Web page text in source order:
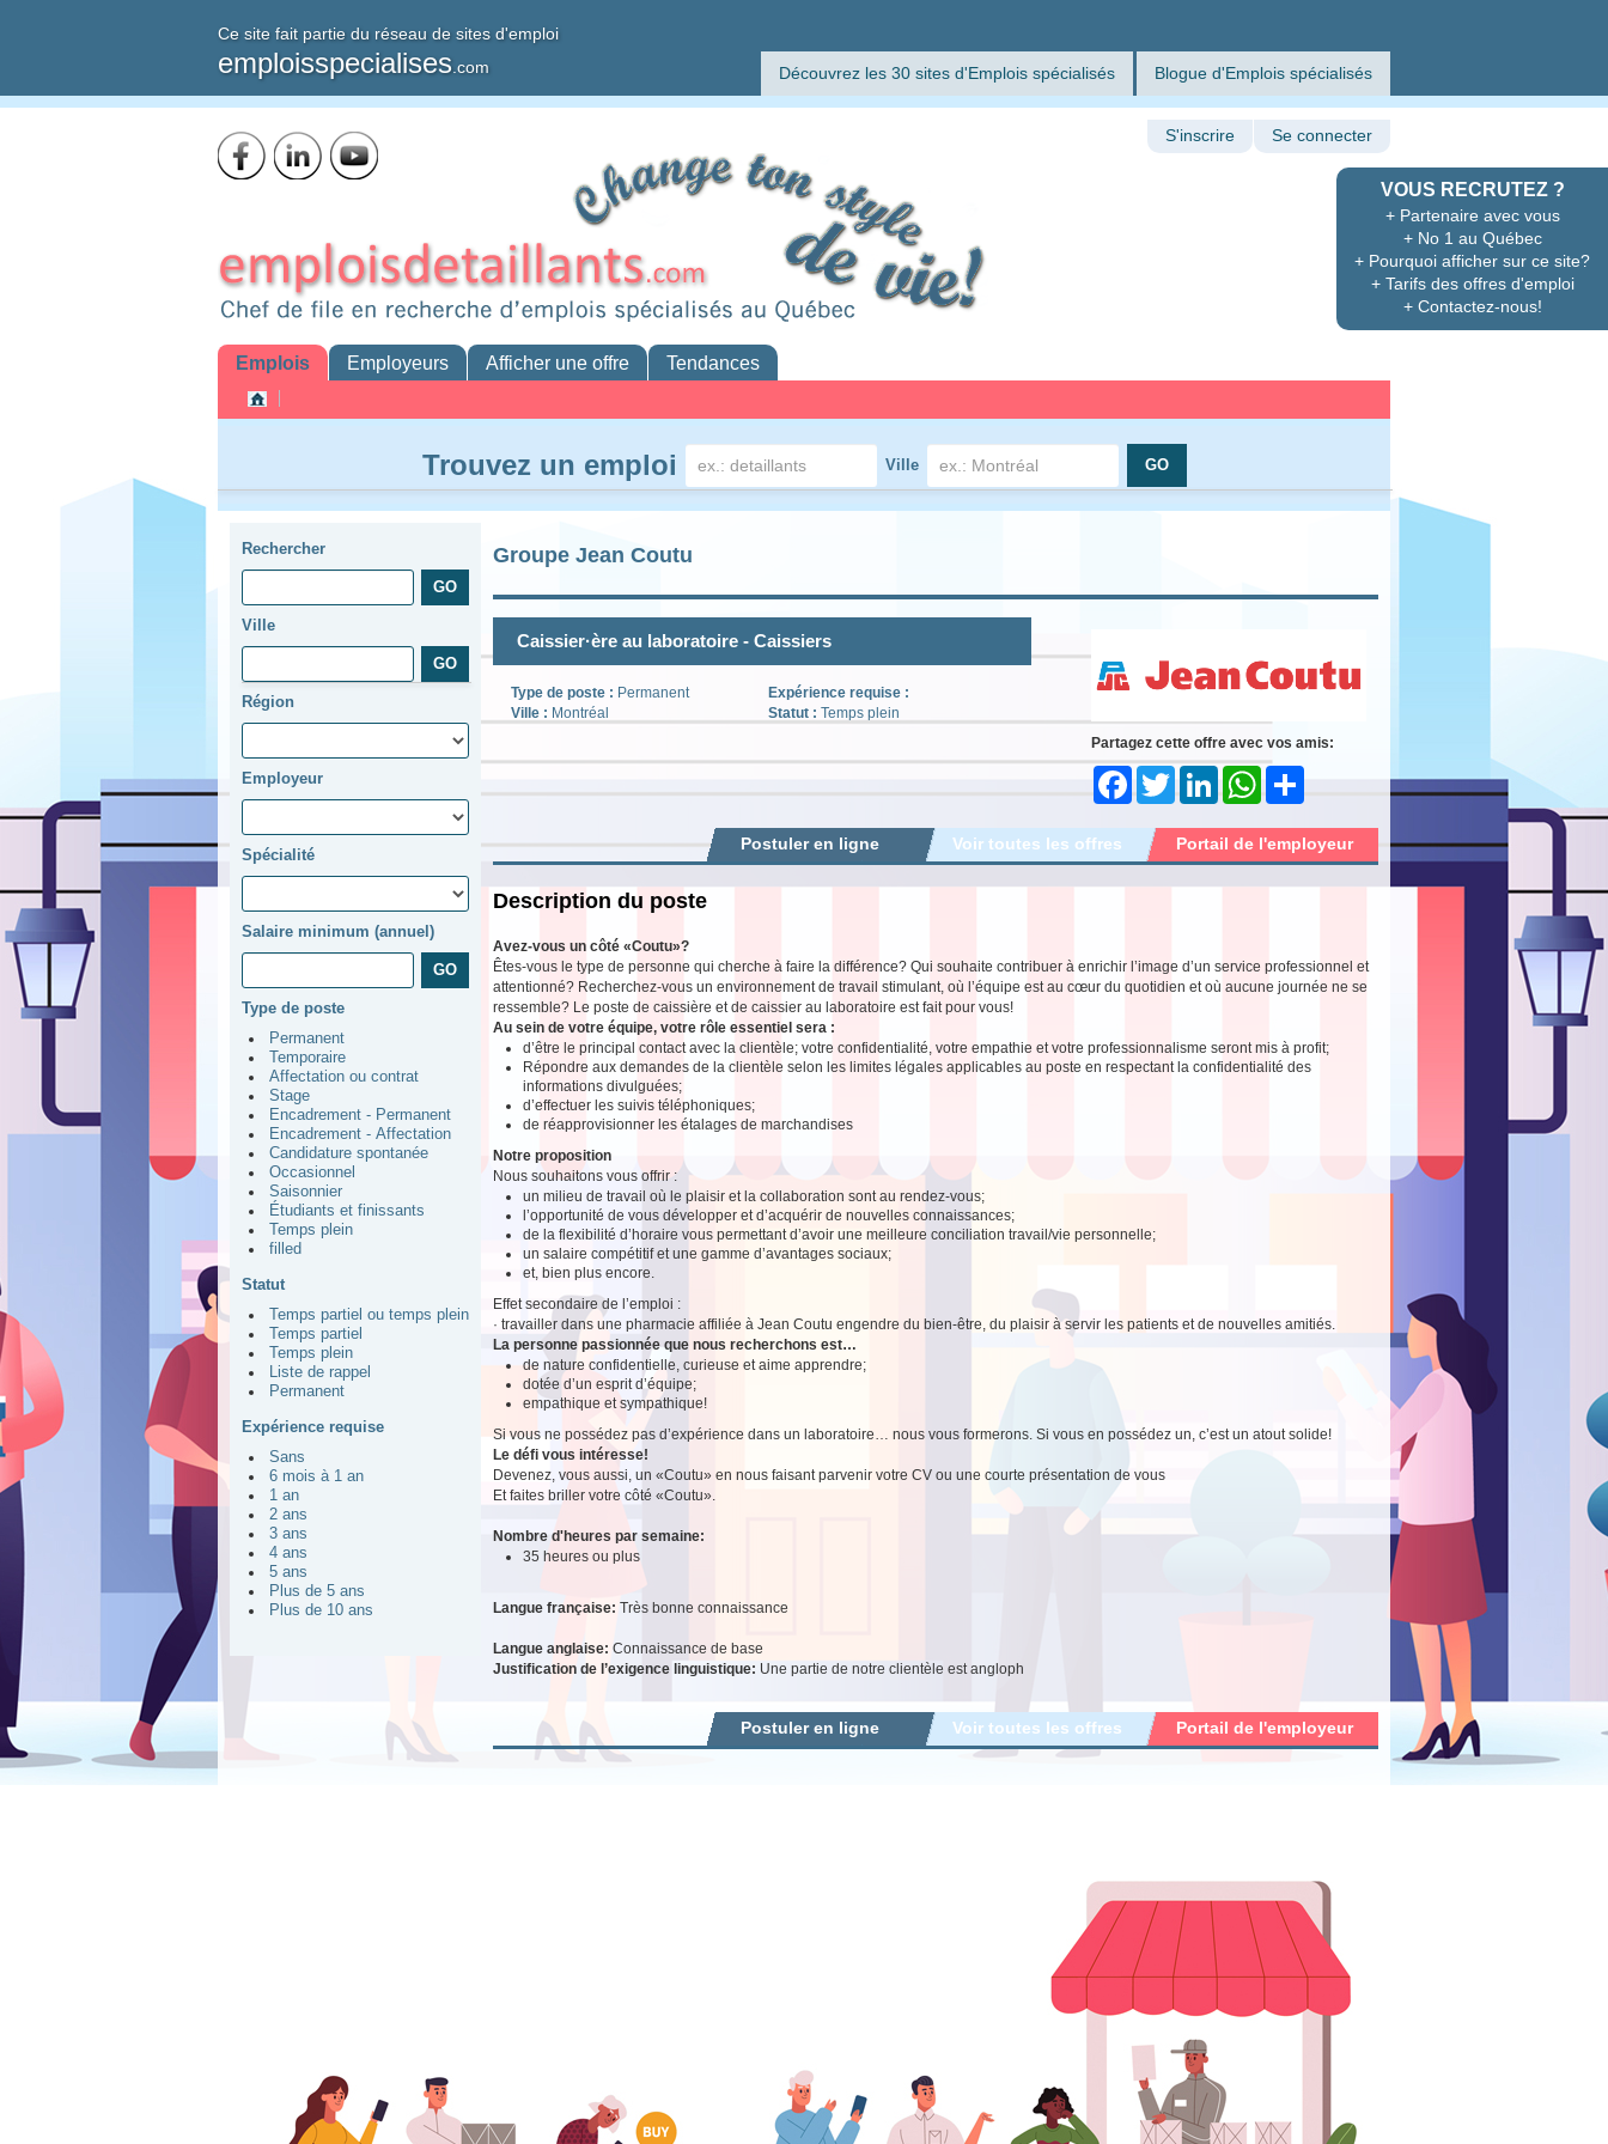
Ce site fait partie du réseau de sites d'emploi
emploisspecialises .com Découvrez les 30 sites d'Emplois spécialisés Blogue d'Emplois spécialisés
VOUS RECRUTEZ ?
+ Partenaire avec vous
+ No 1 au Québec
+ Pourquoi afficher sur ce site?
+ Tarifs des offres d'emploi
+ Contactez-nous!
S'inscrire Se connecter
Emplois Employeurs Afficher une offre Tendances
Trouvez un emploi Ville
Rechercher
Ville
Région
Employeur
Spécialité
Salaire minimum (annuel)
Type de poste
Permanent
Temporaire
Affectation ou contrat
Stage
Encadrement - Permanent
Encadrement - Affectation
Candidature spontanée
Occasionnel
Saisonnier
Étudiants et finissants
Temps plein
filled
Statut
Temps partiel ou temps plein
Temps partiel
Temps plein
Liste de rappel
Permanent
Expérience requise
Sans
6 mois à 1 an
1 an
2 ans
3 ans
4 ans
5 ans
Plus de 5 ans
Plus de 10 ans
Groupe Jean Coutu
Caissier·ère au laboratoire - Caissiers
Type de poste : Permanent
Ville : Montréal
Expérience requise :
Statut : Temps plein
Partagez cette offre avec vos amis:
FacebookTwitter LinkedInWhatsApp
Portail de l'employeur
Voir toutes les offres
Postuler en ligne
Description du poste
Avez-vous un côté «Coutu»?
Êtes-vous le type de personne qui cherche à faire la différence? Qui souhaite contribuer à enrichir l’image d’un service professionnel et
attentionné? Recherchez-vous un environnement de travail stimulant, où l’équipe est au cœur du quotidien et où aucune journée ne se
ressemble? Le poste de caissière et de caissier au laboratoire est fait pour vous!
Au sein de votre équipe, votre rôle essentiel sera :
d’être le principal contact avec la clientèle; votre confidentialité, votre empathie et votre professionnalisme seront mis à profit;
Répondre aux demandes de la clientèle selon les limites légales applicables au poste en respectant la confidentialité des
informations divulguées;
d’effectuer les suivis téléphoniques;
de réapprovisionner les étalages de marchandises
Notre proposition
Nous souhaitons vous offrir :
un milieu de travail où le plaisir et la collaboration sont au rendez-vous;
l’opportunité de vous développer et d’acquérir de nouvelles connaissances;
de la flexibilité d’horaire vous permettant d’avoir une meilleure conciliation travail/vie personnelle;
un salaire compétitif et une gamme d’avantages sociaux;
et, bien plus encore.
Effet secondaire de l’emploi :
· travailler dans une pharmacie affiliée à Jean Coutu engendre du bien-être, du plaisir à servir les patients et de nouvelles amitiés.
La personne passionnée que nous recherchons est…
de nature confidentielle, curieuse et aime apprendre;
dotée d’un esprit d’équipe;
empathique et sympathique!
Si vous ne possédez pas d’expérience dans un laboratoire… nous vous formerons. Si vous en possédez un, c’est un atout solide!
Le défi vous intéresse!
Devenez, vous aussi, un «Coutu» en nous faisant parvenir votre CV ou une courte présentation de vous
Et faites briller votre côté «Coutu».
Nombre d'heures par semaine:
35 heures ou plus
Langue française: Très bonne connaissance
Langue anglaise: Connaissance de base
Justification de l’exigence linguistique: Une partie de notre clientèle est angloph
Portail de l'employeur
Voir toutes les offres
Postuler en ligne